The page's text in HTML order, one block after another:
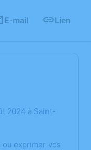
E-mail Lien
2024 à Saint-
exprimer vos